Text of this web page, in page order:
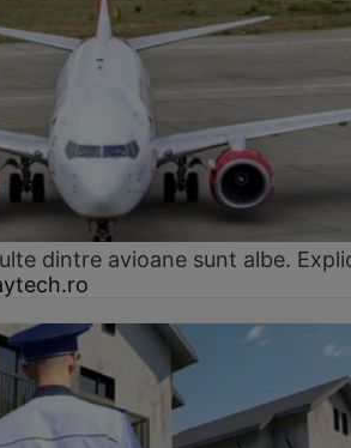
dintre avioane sunt albe.